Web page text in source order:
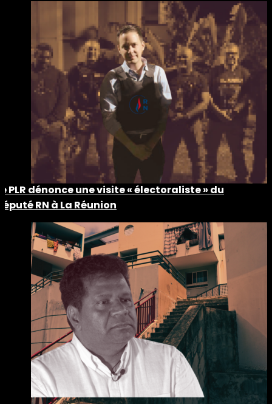
PLR dénonce une visite « électoraliste » du
RN à La Réunion